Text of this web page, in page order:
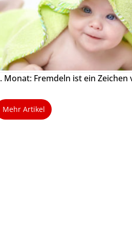
Monat: Fremdeln ist ein Zeichen
Mehr Artikel